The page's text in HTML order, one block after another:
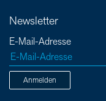
Newsletter
E-Mail-Adresse
Anmelden